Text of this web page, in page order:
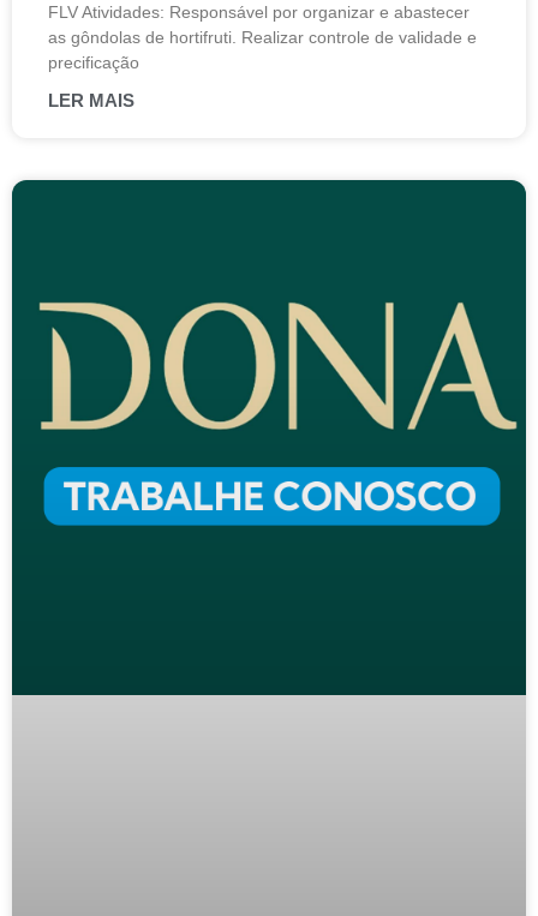
FLV Atividades: Responsável por organizar e abastecer
as gôndolas de hortifruti. Realizar controle de validade e
precificação
LER MAIS